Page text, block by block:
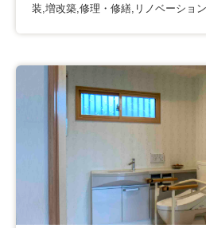
装,増改築,修理・修繕,リノベーショ